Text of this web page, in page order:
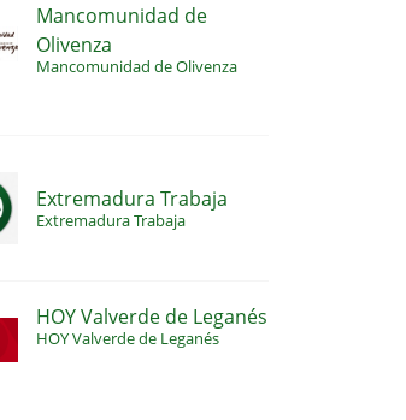
Mancomunidad de
Olivenza
Mancomunidad de Olivenza
Extremadura Trabaja
Extremadura Trabaja
HOY Valverde de Leganés
HOY Valverde de Leganés